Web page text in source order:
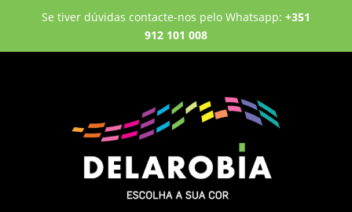
Se tiver dúvidas contacte-nos pelo Whatsapp: +351
912 101 008